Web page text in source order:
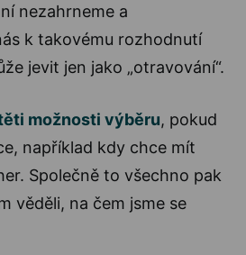
nezahrneme a
k takovému rozhodnutí
jevit jen jako „otravování“.
možnosti výběru, pokud
například kdy chce mít
Společně to všechno pak
věděli, na čem jsme se